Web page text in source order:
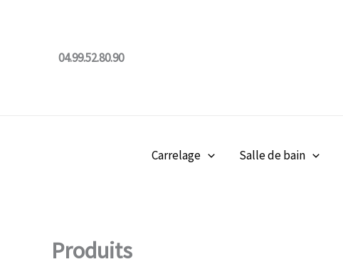
04.99.52.80.90
Carrelage Salle de bain
Produits